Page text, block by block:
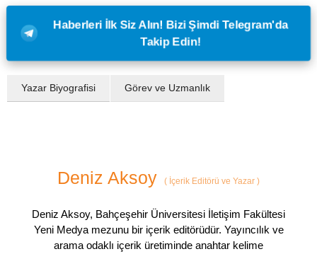
Haberleri İlk Siz Alın! Bizi Şimdi Telegram'da
Takip Edin!
Yazar Biyografisi Görev ve Uzmanlık
Deniz Aksoy ( İçerik Editörü ve Yazar )
Deniz Aksoy, Bahçeşehir Üniversitesi İletişim Fakültesi
Yeni Medya mezunu bir içerik editörüdür. Yayıncılık ve
arama odaklı içerik üretiminde anahtar kelime